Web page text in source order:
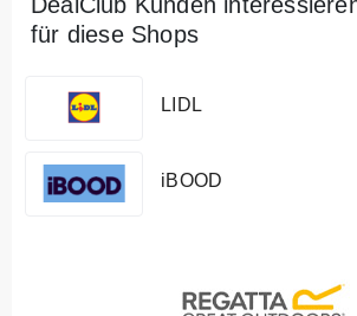
für diese Shops
LIDL
iBOOD